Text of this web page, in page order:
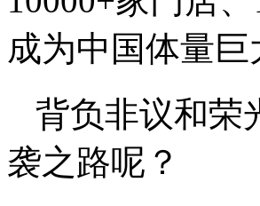
成为中国体量
背负非议和荣
袭之路呢？